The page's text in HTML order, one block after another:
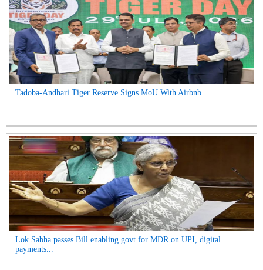
Tadoba-Andhari Tiger Reserve Signs MoU With Airbnb...
Lok Sabha passes Bill enabling govt for MDR on UPI, digital
payments...